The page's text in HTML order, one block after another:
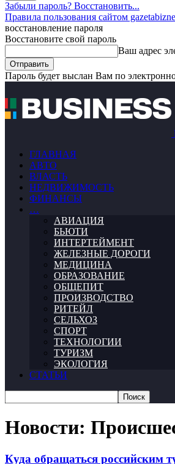
Забыли пароль? Восстановить...
Правила пользования сайтом
восстановление пароля
Восстановите свой пароль
Ваш адрес
Пароль будет выслан Вам по
ГЛАВНАЯ
АВТО
ВЛАСТЬ
НЕДВИЖИМОСТЬ
ФИНАНСЫ
…
АВИАЦИЯ
БЬЮТИ
ИНТЕРТЕЙМЕНТ
ЖЕЛЕЗНЫЕ ДОРОГИ
МЕДИЦИНА
ОБРАЗОВАНИЕ
ОБЩЕПИТ
ПРОИЗВОДСТВО
РИТЕЙЛ
СЕЛЬХОЗ
СПОРТ
ТЕХНОЛОГИИ
ТУРИЗМ
ЭКОЛОГИЯ
СТАТЬИ
Новости:
Куда обращаться российским